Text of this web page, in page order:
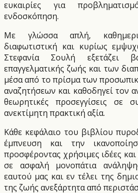
ευκαιρίες για
ενδοσκόπηση.
Με γλώσσα απλή,
διαφωτιστική και κυρίως
Στεφανία Σουλή εξετάζει
επαγγελματικής ζωής και των
μέσα από το πρίσμα των
αναζητήσεων και καθοδηγεί τον
θεωρητικές προσεγγίσεις σε
ανεκτίμητη πρακτική αξία.
Κάθε κεφάλαιο του βιβλίου
έμπνευση και την
προσφέροντας χρήσιμες ιδέες
σε ασφαλή μονοπάτια
εαυτού μας και εν τέλει της
της ζωής ανεξάρτητα από